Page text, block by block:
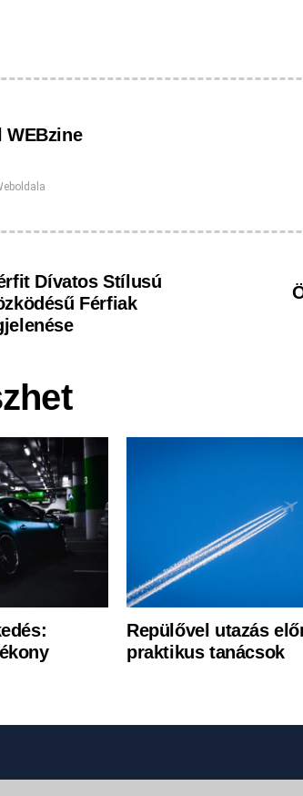
WEBzine
Dívatos Stílusú
Férfiak
Repülővel utazás
praktikus tanácsok